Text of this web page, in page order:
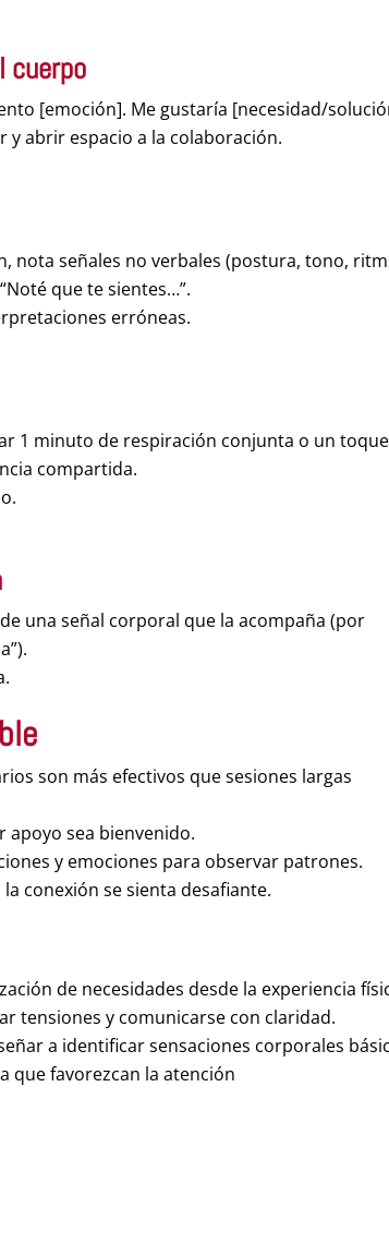
cuerpo
[emoción]. Me gustaría [necesidad/
abrir espacio a la colaboración.
nota señales no verbales (postura, tono,
que te sientes…”.
erróneas.
1 minuto de respiración conjunta o un toque
compartida.
una señal corporal que la acompaña (por
son más efectivos que sesiones largas
sea bienvenido.
y emociones para observar patrones.
conexión se sienta desafiante.
de necesidades desde la experiencia
tensiones y comunicarse con claridad.
a identificar sensaciones corporales
que favorezcan la atención